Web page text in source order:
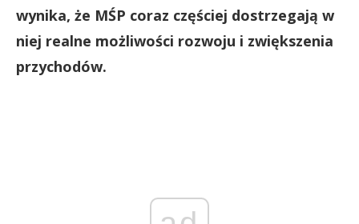
wynika, że MŚP coraz częściej dostrzegają w
niej realne możliwości rozwoju i zwiększenia
przychodów.